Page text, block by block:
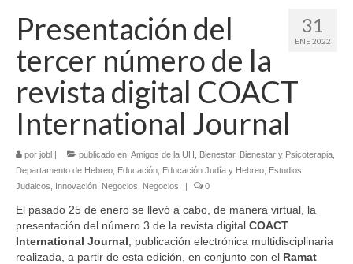
31
ENE 2022
Presentación del
tercer número de la
revista digital COACT
International Journal
por jobl | publicado en: Amigos de la UH Bienestar, Bienestar y Psicoterapia
Departamento de Hebreo Educación Educación Judía y Hebreo Estudios
Judaicos
Innovación Negocios Negocios | 0
El pasado 25 de enero se llevó a cabo, de manera virtual, la
presentación del número 3 de la revista digital COACT
International Journal , publicación electrónica multidisciplinaria
realizada, a partir de esta edición, en conjunto con el Ramat